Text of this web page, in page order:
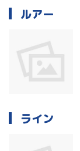
ルアー
ライン